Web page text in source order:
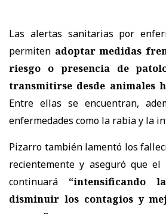
Las alertas sanitarias por
permiten adoptar medidas
riesgo o presencia de
transmitirse desde animales
Entre ellas se encuentran,
enfermedades como la rabia y la
Pizarro también lamentó los
recientemente y aseguró que
continuará “intensificando
disminuir los contagios y